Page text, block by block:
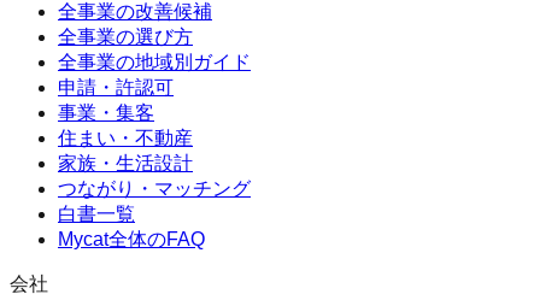
全事業の改善候補
全事業の選び方
全事業の地域別ガイド
申請・許認可
事業・集客
住まい・不動産
家族・生活設計
つながり・マッチング
白書一覧
Mycat全体のFAQ
会社